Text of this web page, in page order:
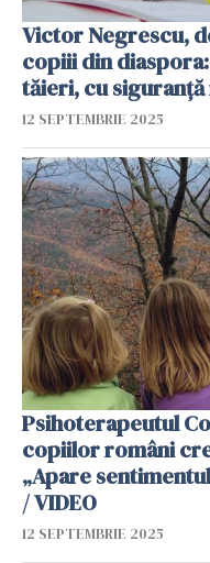
Victor Negrescu,
copiii din
tăieri, cu siguranță
12 SEPTEMBRIE 2025
Psihoterapeutul
copiilor români
„Apare
/ VIDEO
12 SEPTEMBRIE 2025